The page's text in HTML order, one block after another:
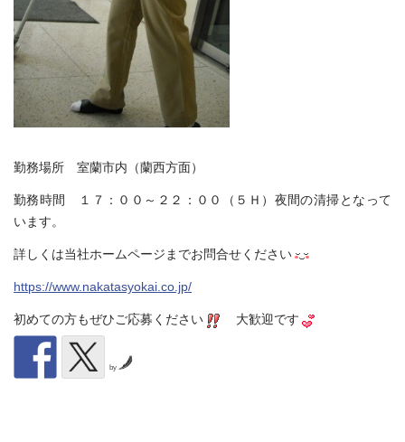
勤務場所 室蘭市内（蘭西方面）
勤務時間 １７：００～２２：００（５Ｈ）夜間の清掃となって
います。
詳しくは当社ホームページまでお問合せください
https://www.nakatasyokai.co.jp/
初めての方もぜひご応募ください 大歓迎です
by